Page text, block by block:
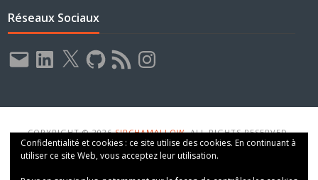
Réseaux Sociaux
E-
mail
LinkedIn
X GitHubFlux
RSS
Instagram
COPYRIGHT © 2026SIRCHAMALLOW. ALL RIGHTS RESERVED.
THEME: VT BLOGGING BY VOLTHEMES . POWERED BYWORDPRESS
Confidentialité et cookies : ce site utilise des cookies. En continuant à
utiliser ce site Web, vous acceptez leur utilisation.